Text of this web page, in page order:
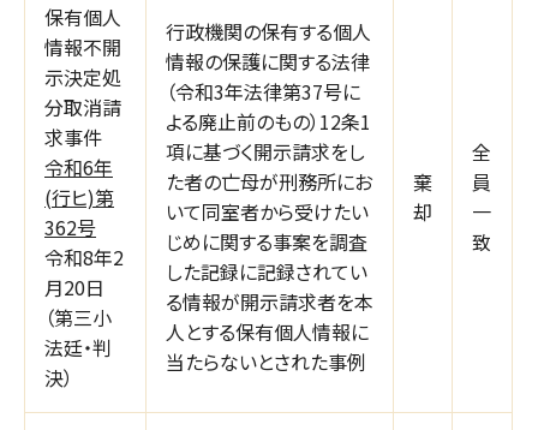
保有個人
情報不開
示決定処
分取消請
求事件
令和6年
(行ヒ)第
362号
令和8年2
月20日
（第三小
法廷・判
決）
行政機関の保有する個人
情報の保護に関する法律
（令和3年法律第37号に
よる廃止前のもの）12条1
項に基づく開示請求をし
た者の亡母が刑務所にお
いて同室者から受けたい
じめに関する事案を調査
した記録に記録されてい
る情報が開示請求者を本
人とする保有個人情報に
当たらないとされた事例
棄
却
全
員
一
致